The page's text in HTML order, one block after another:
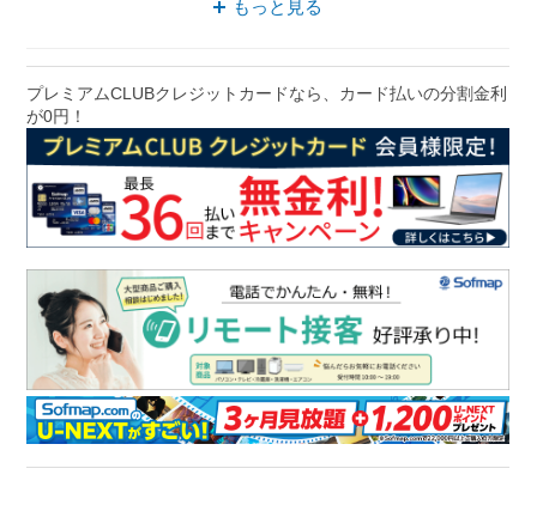
もっと見る
プレミアムCLUBクレジットカードなら、カード払いの分割金利
が0円！